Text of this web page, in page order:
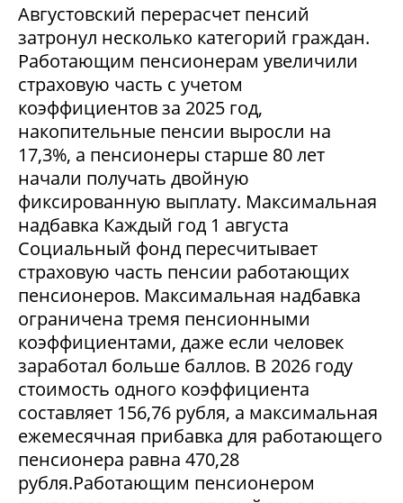
Августовский перерасчет пенсий
затронул несколько категорий граждан.
Работающим пенсионерам увеличили
страховую часть с учетом
коэффициентов за 2025 год,
накопительные пенсии выросли на
17,3%, а пенсионеры старше 80 лет
начали получать двойную
фиксированную выплату. Максимальная
надбавка Каждый год 1 августа
Социальный фонд пересчитывает
страховую часть пенсии работающих
пенсионеров. Максимальная надбавка
ограничена тремя пенсионными
коэффициентами, даже если человек
заработал больше баллов. В 2026 году
стоимость одного коэффициента
составляет 156,76 рубля, а максимальная
ежемесячная прибавка для работающего
пенсионера равна 470,28
рубля.Работающим пенсионером